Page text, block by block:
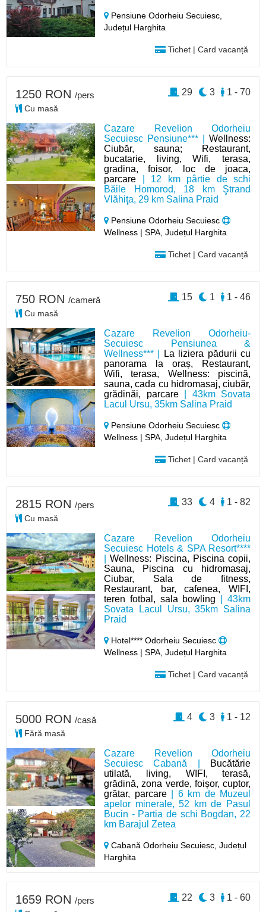
Pensiune Odorheiu Secuiesc,
Județul Harghita
Tichet | Card vacanță
Cazare Revelion Odorheiu
Secuiesc Pensiune*** | Wellness:
Ciubăr, sauna; Restaurant,
bucatarie, living, Wifi, terasa,
gradina, foisor, loc de joaca,
parcare | 12 km pârtie de schi
Băile Homorod, 18 km Ştrand
Vlăhiţa, 29 km Salina Praid
Pensiune Odorheiu Secuiesc
Wellness | SPA, Județul Harghita
Tichet | Card vacanță
1250 RON /pers
Cu masă
1 - 70
3
29
Cazare Revelion Odorheiu-
Secuiesc Pensiunea &
Wellness*** |
La liziera pădurii cu
panorama la oraș, Restaurant,
Wifi, terasa, Wellness: piscină,
sauna, cada cu hidromasaj, ciubăr,
grădinăi, parcare| 43km Sovata
Lacul Ursu, 35km Salina Praid
Pensiune Odorheiu Secuiesc
Wellness | SPA, Județul Harghita
Tichet | Card vacanță
750 RON /cameră
Cu masă
1 - 46
1
15
Cazare Revelion Odorheiu
Secuiesc Hotels & SPA Resort****
|Wellness: Piscina, Piscina copii,
Sauna, Piscina cu hidromasaj,
Ciubar, Sala de fitness,
Restaurant, bar, cafenea, WIFI,
teren fotbal, sala bowling | 43km
Sovata Lacul Ursu, 35km Salina
Praid
Hotel**** Odorheiu Secuiesc
Wellness | SPA, Județul Harghita
Tichet | Card vacanță
2815 RON /pers
Cu masă
1 - 82
4
33
Cazare Revelion Odorheiu
Secuiesc Cabană |
Bucătărie
utilată, living, WIFI, terasă,
grădină, zona verde, foișor, cuptor,
grătar, parcare| 6 km de Muzeul
apelor minerale, 52 km de Pasul
Bucin - Partia de schi Bogdan, 22
km Barajul Zetea
Cabană Odorheiu Secuiesc,Județul
Harghita
5000 RON /casă
Fără masă
1 - 12
3
4
1659 RON /pers 1 - 60
3
22